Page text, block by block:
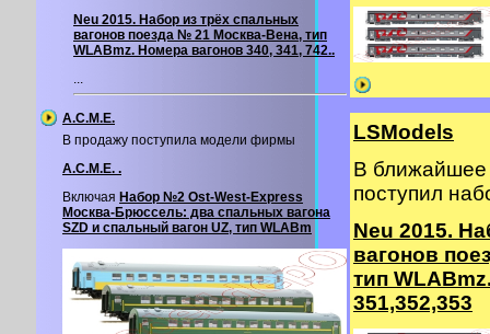
Neu 2015. Набор из трёх спальных
вагонов поезда № 21 Москва-Вена, тип
WLABmz. Номера вагонов 340, 341, 742..
...
A.C.M.E.
В продажу поступила модели фирмы
A.C.M.E. .
Включая Набор №2 Ost-West-Express
Москва-Брюссель: два спальных вагона
SZD и спальный вагон UZ, тип WLABm
LSModels
В ближайшее
поступил
Neu 2015.
вагонов
тип
351,352,353